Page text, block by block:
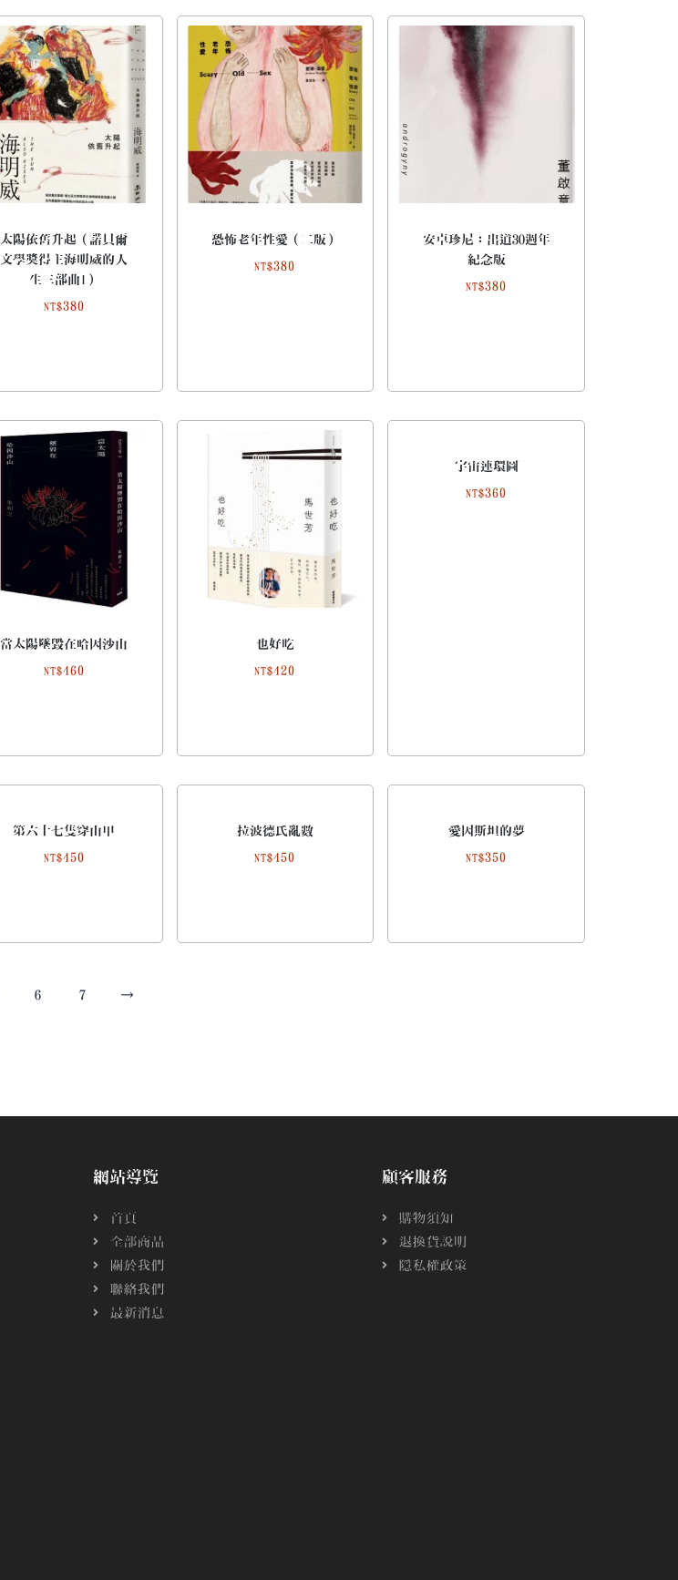
太陽依舊升起（諾貝爾
文學獎得主海明威的人
生三部曲I）
NT$380
恐怖老年性愛（二版）
NT$380
安卓珍尼：出道30週年
紀念版
NT$380
當太陽墜毀在哈因沙山
NT$460
也好吃
NT$420
宇宙連環圖
NT$360
第六十七隻穿山甲
NT$450
拉波德氏亂數
NT$450
愛因斯坦的夢
NT$350
6 7 →
網站導覽
首頁
全部商品
關於我們
聯絡我們
最新消息
顧客服務
購物須知
退換貨說明
隱私權政策